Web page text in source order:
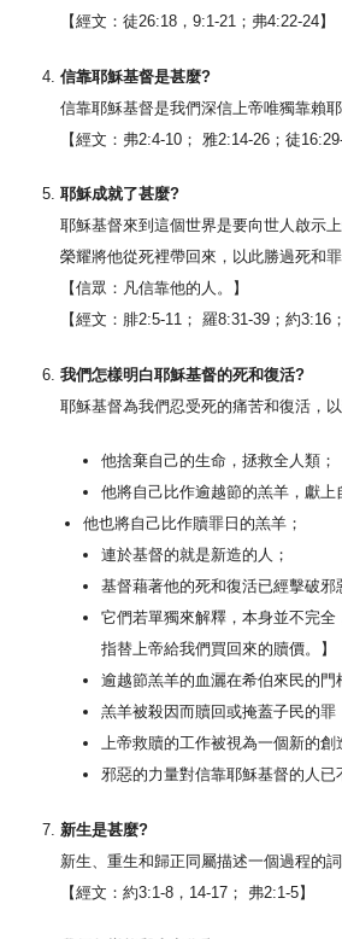
【經文：徒26:18，9:1-21；弗4:22-24】
信靠耶穌基督是甚麼?
信靠耶穌基督是我們深信上帝唯獨靠賴
【經文：弗2:4-10； 雅2:14-26；徒16:29-
耶穌成就了甚麼?
耶穌基督來到這個世界是要向世人啟示
榮耀將他從死裡帶回來，以此勝過死和
【信眾：凡信靠他的人。】
【經文：腓2:5-11； 羅8:31-39；約3:16
我們怎樣明白耶穌基督的死和復活?
耶穌基督為我們忍受死的痛苦和復活，
他捨棄自己的生命，拯救全人類；
他將自己比作逾越節的羔羊，獻
他也將自己比作贖罪日的羔羊；
連於基督的就是新造的人；
基督藉著他的死和復活已經擊破邪
它們若單獨來解釋，本身並不完
指替上帝給我們買回來的贖價。】
逾越節羔羊的血灑在希伯來民的
羔羊被殺因而贖回或掩蓋子民的
上帝救贖的工作被視為一個新的創
邪惡的力量對信靠耶穌基督的人
新生是甚麼?
新生、重生和歸正同屬描述一個過程的
【經文：約3:1-8，14-17； 弗2:1-5】